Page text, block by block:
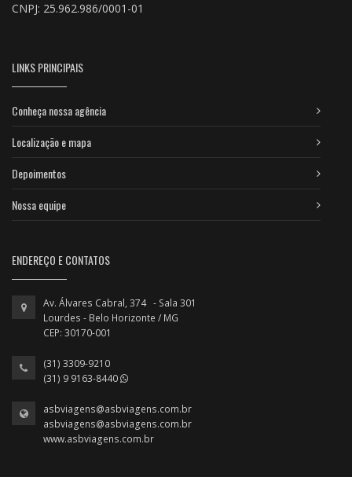
CNPJ: 25.962.986/0001-01
LINKS PRINCIPAIS
Conheça nossa agência
Localização e mapa
Depoimentos
Nossa equipe
ENDEREÇO E CONTATOS
Av. Álvares Cabral, 374 - Sala 301
Lourdes - Belo Horizonte / MG
CEP: 30170-001
(31) 3309-9210
(31) 9 9163-8440
asbviagens@asbviagens.com.br
asbviagens@asbviagens.com.br
www.asbviagens.com.br